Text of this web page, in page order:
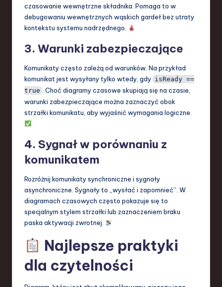
czasowanie wewnętrzne składnika. Pomaga to w
debugowaniu wewnętrznych wąskich gardeł bez utraty
kontekstu systemu nadrzędnego.
3. Warunki zabezpieczające
Komunikaty często zależą od warunków. Na przykład
komunikat jest wysyłany tylko wtedy, gdy isReady ==
true . Choć diagramy czasowe skupiają się na czasie,
warunki zabezpieczające można zaznaczyć obok
strzałki komunikatu, aby wyjaśnić wymagania logiczne.
4. Sygnał w porównaniu z
komunikatem
Rozróżnij komunikaty synchroniczne i sygnały
asynchroniczne. Sygnały to „wysłać i zapomnieć”. W
diagramach czasowych często pokazuje się to
specjalnym stylem strzałki lub zaznaczeniem braku
paska aktywacji zwrotnej.
Najlepsze praktyki
dla czytelności